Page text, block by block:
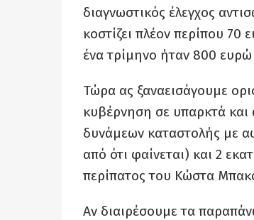
διαγνωστικός έλεγχος
κοστίζει πλέον περίπου
ένα τρίμηνο ήταν 800 ευρώ
Τώρα ας ξαναεισάγουμε
κυβέρνηση σε υπαρκτά
δυνάμεων καταστολής με
από ότι φαίνεται) και 2
περίπατος του Κώστα
Αν διαιρέσουμε τα